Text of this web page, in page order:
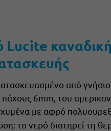
Lucite
από
6mm, του
με αφρό
το νερό διατηρεί τη